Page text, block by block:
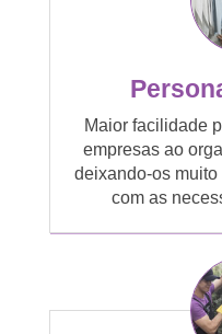
Maior facilidade
empresas ao
deixando-os
com as